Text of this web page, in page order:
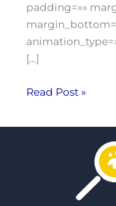
padding=»»
[…]
Read Post »